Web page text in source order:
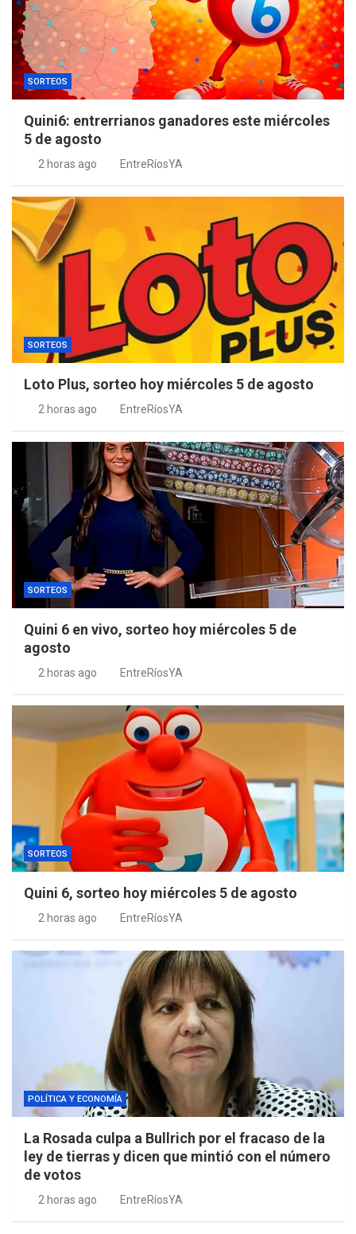
SORTEOS
Quini6: entrerrianos ganadores este miércoles
5 de agosto
2 horas ago EntreRíosYA
SORTEOS
Loto Plus, sorteo hoy miércoles 5 de agosto
2 horas ago EntreRíosYA
SORTEOS
Quini 6 en vivo, sorteo hoy miércoles 5 de
agosto
2 horas ago EntreRíosYA
SORTEOS
Quini 6, sorteo hoy miércoles 5 de agosto
2 horas ago EntreRíosYA
POLÍTICA Y ECONOMÍA
La Rosada culpa a Bullrich por el fracaso de la
ley de tierras y dicen que mintió con el número
de votos
2 horas ago EntreRíosYA